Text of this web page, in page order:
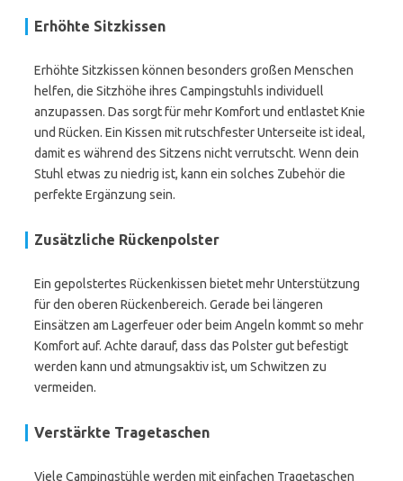
Erhöhte Sitzkissen
Erhöhte Sitzkissen können besonders großen Menschen
helfen, die Sitzhöhe ihres Campingstuhls individuell
anzupassen. Das sorgt für mehr Komfort und entlastet Knie
und Rücken. Ein Kissen mit rutschfester Unterseite ist ideal,
damit es während des Sitzens nicht verrutscht. Wenn dein
Stuhl etwas zu niedrig ist, kann ein solches Zubehör die
perfekte Ergänzung sein.
Zusätzliche Rückenpolster
Ein gepolstertes Rückenkissen bietet mehr Unterstützung
für den oberen Rückenbereich. Gerade bei längeren
Einsätzen am Lagerfeuer oder beim Angeln kommt so mehr
Komfort auf. Achte darauf, dass das Polster gut befestigt
werden kann und atmungsaktiv ist, um Schwitzen zu
vermeiden.
Verstärkte Tragetaschen
Viele Campingstühle werden mit einfachen Tragetaschen